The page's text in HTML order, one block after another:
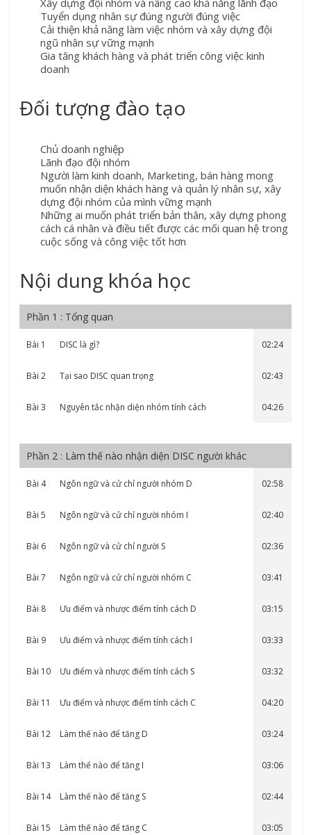
Xây dựng đội nhóm và nâng cao khả năng lãnh đạo
Tuyển dụng nhân sự đúng người đúng việc
Cải thiện khả năng làm việc nhóm và xây dựng đội
ngũ nhân sự vững mạnh
Gia tăng khách hàng và phát triển công việc kinh
doanh
Đối tượng đào tạo
Chủ doanh nghiệp
Lãnh đạo đội nhóm
Người làm kinh doanh, Marketing, bán hàng mong
muốn nhận diện khách hàng và quản lý nhân sự, xây
dựng đội nhóm của mình vững mạnh
Những ai muốn phát triển bản thân, xây dựng phong
cách cá nhân và điều tiết được các mối quan hệ trong
cuộc sống và công việc tốt hơn
Nội dung khóa học
Phần 1 : Tổng quan
Bài 1 DISC là gì? 02:24
Bài 2 Tại sao DISC quan trọng 02:43
Bài 3 Nguyên tắc nhận diện nhóm tính cách 04:26
Phần 2 : Làm thế nào nhận diện DISC người khác
Bài 4 Ngôn ngữ và cử chỉ người nhóm D 02:58
Bài 5 Ngôn ngữ và cử chỉ người nhóm I 02:40
Bài 6 Ngôn ngữ và cử chỉ người S 02:36
Bài 7 Ngôn ngữ và cử chỉ người nhóm C 03:41
Bài 8 Ưu điểm và nhược điểm tính cách D 03:15
Bài 9 Ưu điểm và nhược điểm tính cách I 03:33
Bài 10 Ưu điểm và nhược điểm tính cách S 03:32
Bài 11 Ưu điểm và nhược điểm tính cách C 04:20
Bài 12 Làm thế nào để tăng D 03:24
Bài 13 Làm thế nào để tăng I 03:06
Bài 14 Làm thế nào để tăng S 02:44
Bài 15 Làm thế nào để tăng C 03:05